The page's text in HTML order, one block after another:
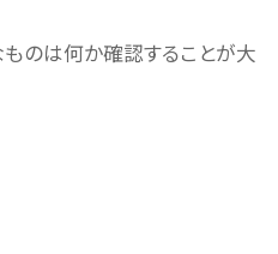
のは何か確認することが大